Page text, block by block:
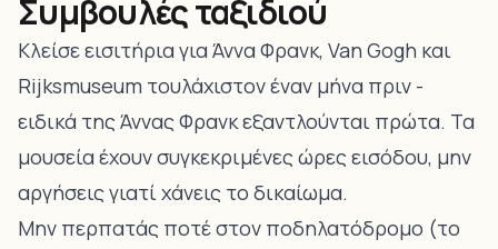
Συμβουλές ταξιδιού
Κλείσε εισιτήρια για Άννα Φρανκ, Van Gogh και
Rijksmuseum τουλάχιστον έναν μήνα πριν -
ειδικά της Άννας Φρανκ εξαντλούνται πρώτα. Τα
μουσεία έχουν συγκεκριμένες ώρες εισόδου, μην
αργήσεις γιατί χάνεις το δικαίωμα.
Μην περπατάς ποτέ στον ποδηλατόδρομο (το